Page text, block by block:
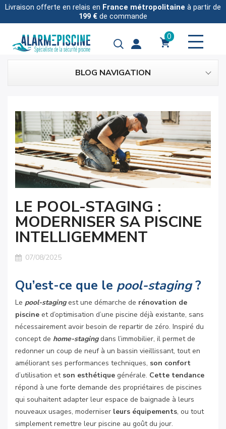
Livraison offerte en relais en France métropolitaine à partir de
199 € de commande
0
BLOG NAVIGATION
LE POOL-STAGING :
MODERNISER SA PISCINE
INTELLIGEMMENT
07/08/2025
Qu’est-ce que le pool-staging?
Le pool-stagingest une démarche de rénovation de
piscine et d’optimisation d’une piscine déjà existante, sans
nécessairement avoir besoin de repartir de zéro. Inspiré du
concept de home-staging dans l’immobilier, il permet de
redonner un coup de neuf à un bassin vieillissant, tout en
améliorant ses performances techniques, son confort
d’utilisation et son esthétique générale. Cette tendance
répond à une forte demande des propriétaires de piscines
qui souhaitent adapter leur espace de baignade à leurs
nouveaux usages, moderniser leurs équipements, ou tout
simplement remettre leur piscine au goût du jour.